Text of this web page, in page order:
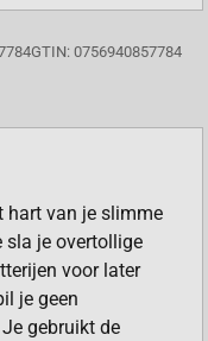
GTIN: 0756940857784
hart van je slimme
sla je overtollige
voor later
je geen
gebruikt de